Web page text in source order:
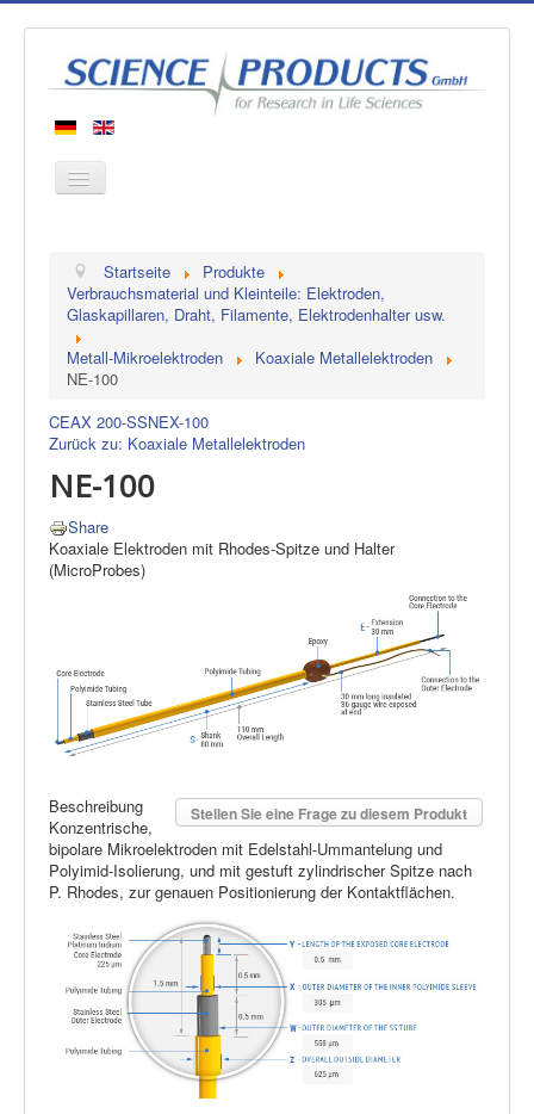
Produkte
Hersteller
Über uns
Startseite
Produkte
Verbrauchsmaterial und Kleinteile: Elektroden,
Glaskapillaren, Draht, Filamente, Elektrodenhalter usw.
Metall-Mikroelektroden
Koaxiale Metallelektroden
NE-100
CEAX 200-SSNEX-100
Zurück zu: Koaxiale Metallelektroden
NE-100
Share
Koaxiale Elektroden mit Rhodes-Spitze und Halter
(MicroProbes)
Stellen Sie eine Frage zu diesem Produkt
Beschreibung
Konzentrische,
bipolare Mikroelektroden mit Edelstahl-Ummantelung und
Polyimid-Isolierung, und mit gestuft zylindrischer Spitze nach
P. Rhodes, zur genauen Positionierung der Kontaktflächen.